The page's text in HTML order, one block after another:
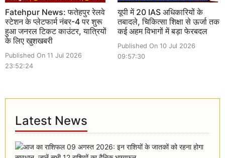
Fatehpur News: फतेहपुर रेलवे
स्टेशन के प्लेटफार्म नंबर-4 पर शुरू
हुआ जनरल टिकट काउंटर, यात्रियों
के लिए खुशखबरी
Published On 11 Jul 2026
23:52:24
यूपी में 20 IAS अधिकारियों के
तबादले, चिकित्सा शिक्षा से ऊर्जा तक
कई अहम विभागों में बड़ा फेरबदल
Published On 10 Jul 2026
09:57:30
Latest News